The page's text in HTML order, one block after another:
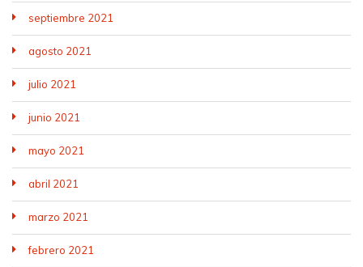
septiembre 2021
agosto 2021
julio 2021
junio 2021
mayo 2021
abril 2021
marzo 2021
febrero 2021